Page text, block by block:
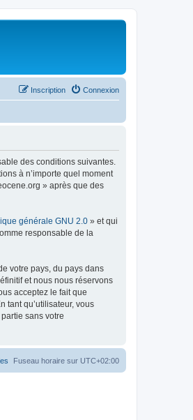
Connexion
Inscription
des conditions suivantes.
à n’importe quel moment
» après que des
générale GNU 2.0 » et qui
responsable de la
votre pays, du pays dans
et nous nous réservons
acceptez le fait que
tant qu’utilisateur, vous
sans votre
Fuseau horaire sur UTC+02:00